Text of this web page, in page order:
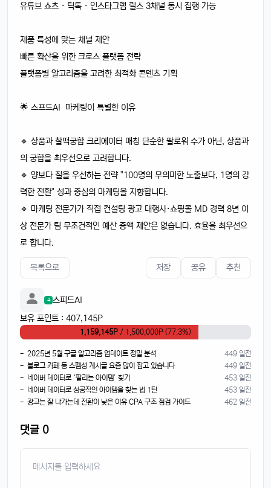
유튜브 쇼츠 · 틱톡 · 인스타그램 릴스 3채널 동시 집행 가능
제품 특성에 맞는 채널 제안
빠른 확산을 위한 크로스 플랫폼 전략
플랫폼별 알고리즘을 고려한 최적화 콘텐츠 기획
🌟 스프드AI 마케팅이 특별한 이유
🔹 상품과 찰떡궁합 크리에이터 매칭 단순한 팔로워 수가 아닌, 상품과
의 궁합을 최우선으로 고려합니다.
🔹 양보다 질을 우선하는 전략 "100명의 무의미한 노출보다, 1명의 강
력한 전환" 성과 중심의 마케팅을 지향합니다.
🔹 마케팅 전문가가 직접 컨설팅 광고 대행사·쇼핑몰 MD 경력 8년 이
상 전문가 팀 무조건적인 예산 증액 제안은 없습니다. 효율을 최우선으
로 합니다.
목록으로 저장 공유 추천
4 스피드AI
보유 포인트 : 407,145P
1,159,145P / 1,500,000P (77.3%)
- 2025년 5월 구글 알고리즘 업데이트 정밀 분석
449 일전
- 블로그 카페 등 스펨성 게시글 요즘 많이 잡고 있습니다
449 일전
- 네이버 데이터로 ‘팔리는 아이템’ 찾기
453 일전
- 네이버 데이터로 성공적인 아이템을 찾는 법 1탄
453 일전
- 광고는 잘 나가는데 전환이 낮은 이유 CPA 구조 점검 가이드
462 일전
댓글 0